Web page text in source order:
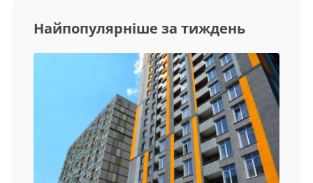
Найпопулярніше за тиждень